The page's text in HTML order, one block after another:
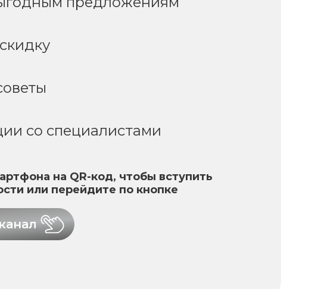
со специалистами
на QR-код, чтобы вступить
или перейдите по кнопке